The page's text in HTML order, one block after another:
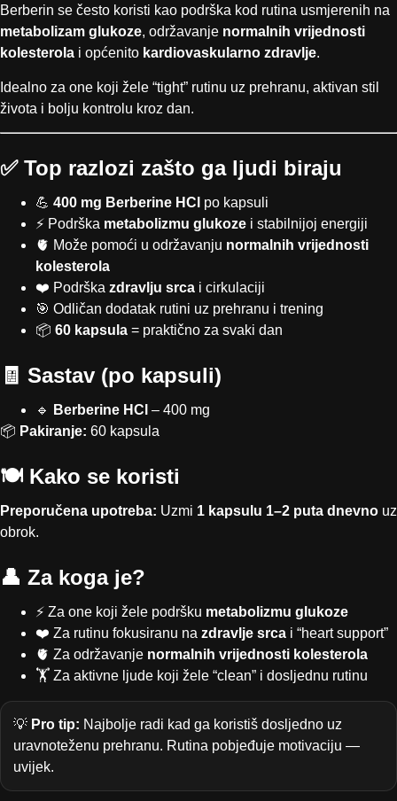
Berberin se često koristi kao podrška kod rutina usmjerenih na
metabolizam glukoze, održavanje normalnih vrijednosti
kolesterola i općenito kardiovaskularno zdravlje.
Idealno za one koji žele “tight” rutinu uz prehranu, aktivan stil
života i bolju kontrolu kroz dan.
✅ Top razlozi zašto ga ljudi biraju
💪 400 mg Berberine HCl po kapsuli
⚡ Podrška metabolizmu glukoze i stabilnijoj energiji
🫀 Može pomoći u održavanju normalnih vrijednosti
kolesterola
❤️ Podrška zdravlju srca i cirkulaciji
🎯 Odličan dodatak rutini uz prehranu i trening
📦 60 kapsula = praktično za svaki dan
🧾 Sastav (po kapsuli)
🔹 Berberine HCl – 400 mg
📦 Pakiranje: 60 kapsula
🍽️ Kako se koristi
Preporučena upotreba: Uzmi 1 kapsulu 1–2 puta dnevno uz
obrok.
👤 Za koga je?
⚡ Za one koji žele podršku metabolizmu glukoze
❤️ Za rutinu fokusiranu na zdravlje srca i “heart support”
🫀 Za održavanje normalnih vrijednosti kolesterola
🏋️ Za aktivne ljude koji žele “clean” i dosljednu rutinu
💡 Pro tip: Najbolje radi kad ga koristiš dosljedno uz
uravnoteženu prehranu. Rutina pobjeđuje motivaciju —
uvijek.